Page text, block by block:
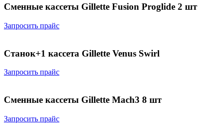
Сменные кассеты Gillette Fusion Proglide 2 шт
Запросить прайс
Станок+1 кассета Gillette Venus Swirl
Запросить прайс
Сменные кассеты Gillette Мach3 8 шт
Запросить прайс